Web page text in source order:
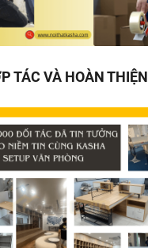
TÁC VÀ HOÀN THIỆN